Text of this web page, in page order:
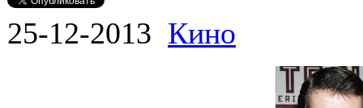
25-12-2013 Кино